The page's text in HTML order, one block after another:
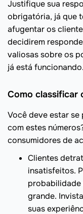
Justifique sua
obrigatória, já que
afugentar os
decidirem
valiosas sobre os
já está funcionando.
Como classificar
Você deve estar se
com estes
consumidores de
Clientes
insatisfeitos.
probabilidade
grande.
suas